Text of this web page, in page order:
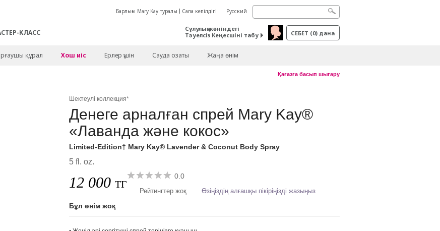
КЛАСС
Барлығы Mary Kay туралы Сапа кепілдігі Русский
Сұлулық жөніндегі
Тәуелсіз Кеңесшіні табу
СЕБЕТ (0) дана
құрал Хош иіс Ерлер үшін Сауда озаты Жаңа өнім
Қағазға басып шығару
Шектеулі коллекция*
Денеге арналған спрей Mary Kay®
«Лаванда және кокос»
Limited-Edition† Mary Kay® Lavender & Coconut Body Spray
5 fl. oz.
12 000ТГ
0.0
Рейтингтер жоқ Өзіңіздің алғашқы пікіріңізді жазыңыз
Бұл өнім жоқ